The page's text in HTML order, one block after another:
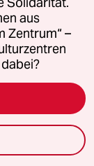
aus
Zentrum“ –